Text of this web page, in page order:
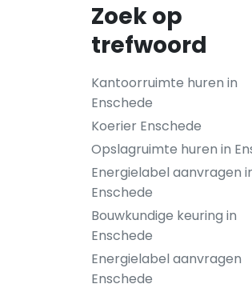
Zoek op
trefwoord
Kantoorruimte huren in
Enschede
Koerier Enschede
Opslagruimte huren in
Energielabel aanvragen
Enschede
Bouwkundige keuring in
Enschede
Energielabel aanvragen
Enschede